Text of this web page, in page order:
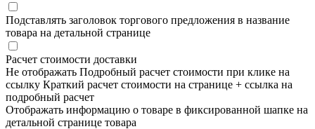
Подставлять заголовок торгового предложения в название
товара на детальной странице
Расчет стоимости доставки
Не отображать Подробный расчет стоимости при клике на
ссылку Краткий расчет стоимости на странице + ссылка на
подробный расчет
Отображать информацию о товаре в фиксированной шапке на
детальной странице товара